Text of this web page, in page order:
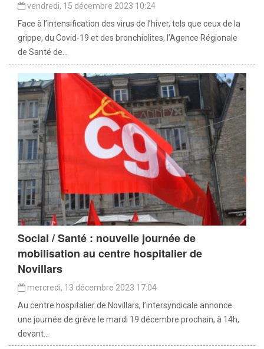
vendredi, 15 décembre 2023 10:24
Face à l’intensification des virus de l’hiver, tels que ceux de la
grippe, du Covid-19 et des bronchiolites, l’Agence Régionale
de Santé de...
Social / Santé : nouvelle journée de
mobilisation au centre hospitalier de
Novillars
mercredi, 13 décembre 2023 17:04
Au centre hospitalier de Novillars, l’intersyndicale annonce
une journée de grève le mardi 19 décembre prochain, à 14h,
devant...